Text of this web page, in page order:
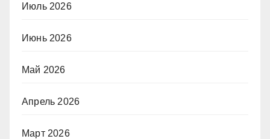
Июль 2026
Июнь 2026
Май 2026
Апрель 2026
Март 2026